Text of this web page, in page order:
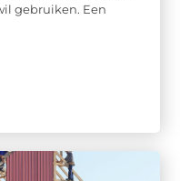
gebruiken. Een